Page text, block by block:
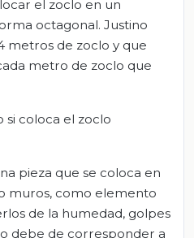
el zoclo en un
octagonal. Justino
metros de zoclo y que
metro de zoclo que
si coloca el zoclo
pieza que se coloca en
muros, como elemento
de la humedad, golpes
debe de corresponder a